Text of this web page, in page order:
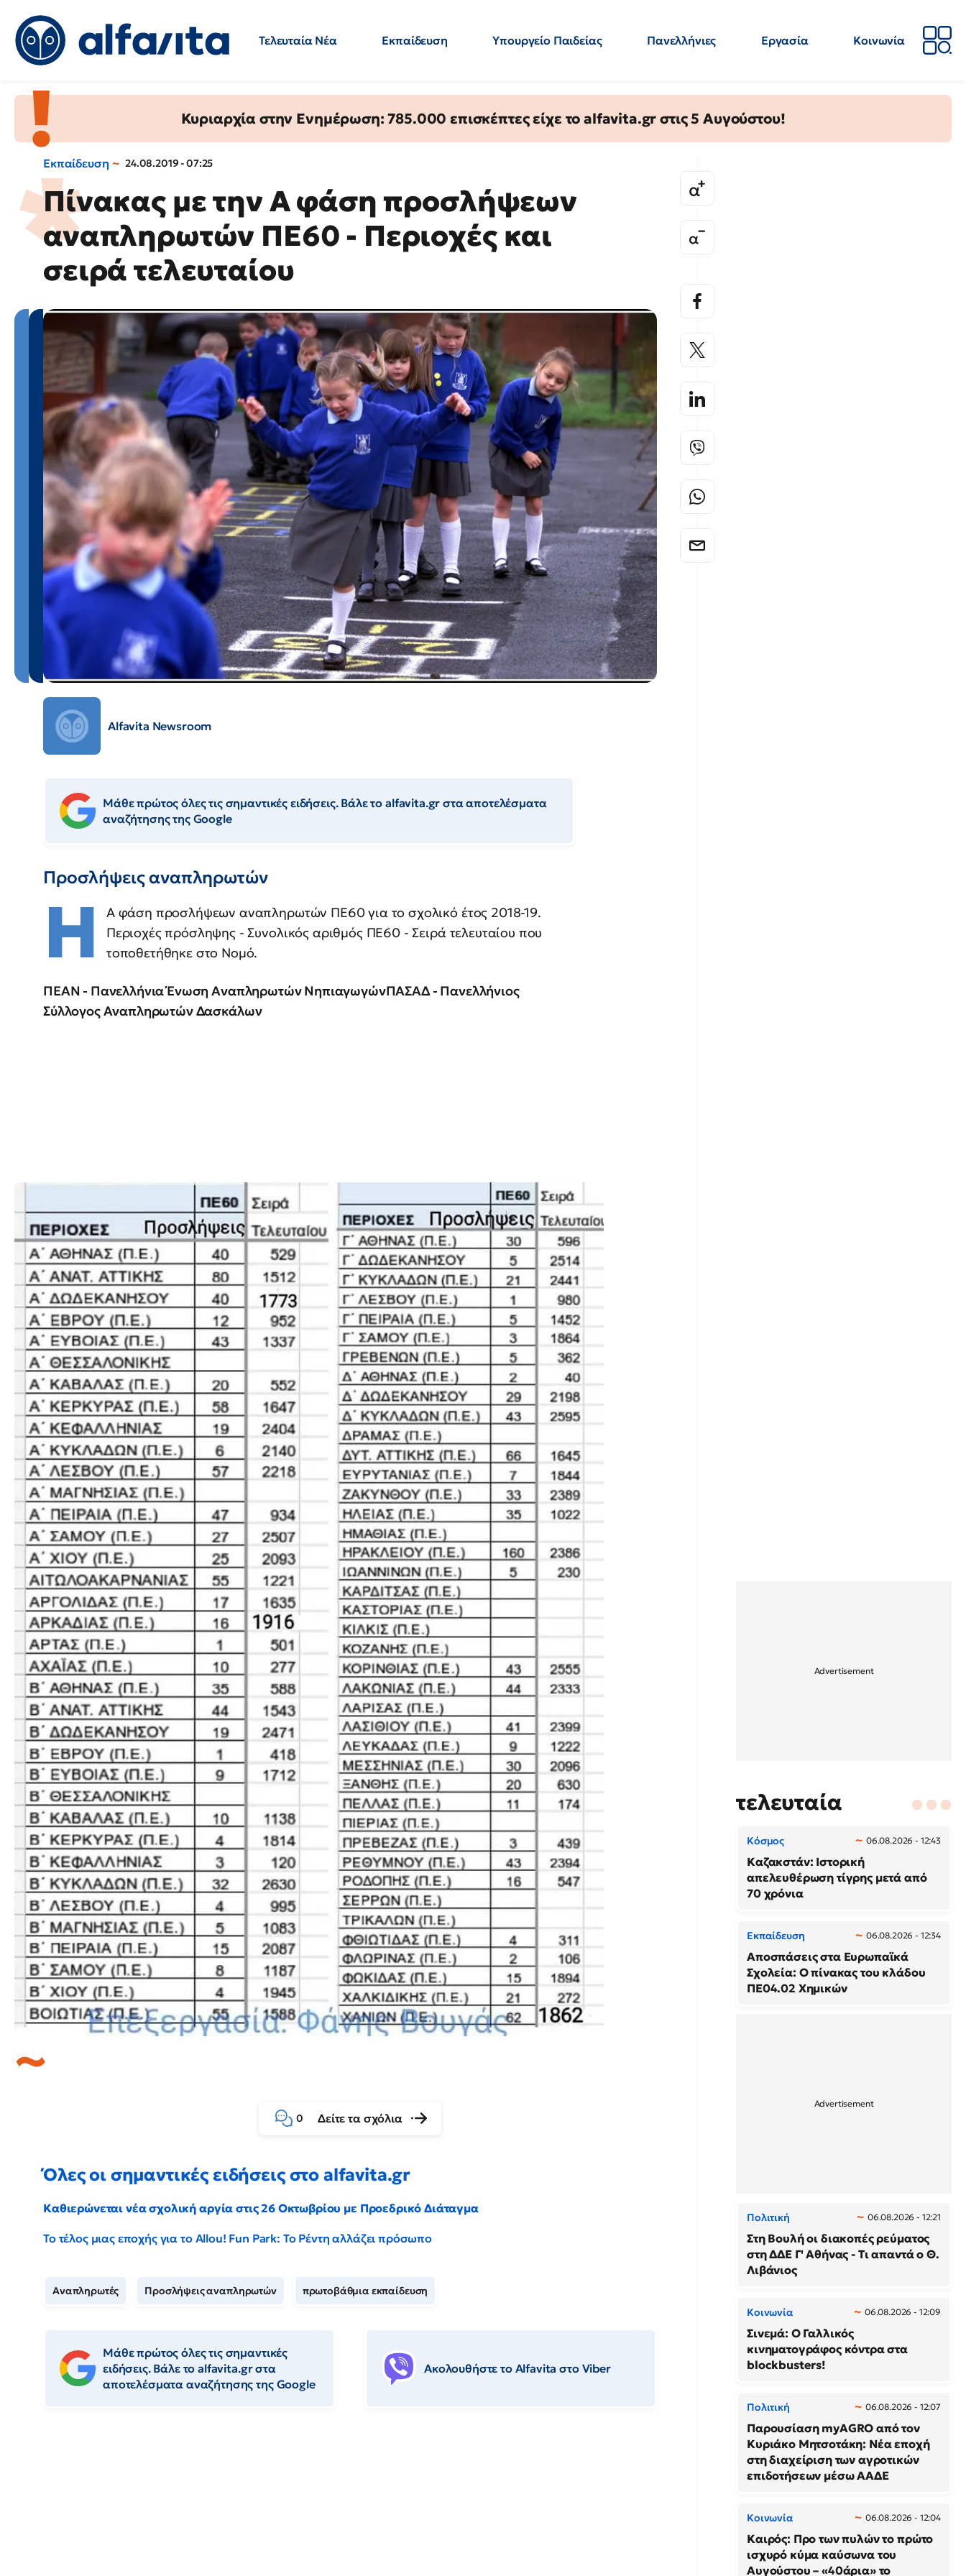
Τελευταία Νέα Εκπαίδευση Υπουργείο Παιδείας Πανελλήνιες Εργασία
Κοινωνία
Κυριαρχία στην Ενημέρωση: 785.000 επισκέπτες είχε το alfavita.gr στις 5 Αυγούστου!
Εκπαίδευση 24.08.2019 - 07:25
Πίνακας με την Α φάση προσλήψεων
αναπληρωτών ΠΕ60 - Περιοχές και
σειρά τελευταίου
Alfavita Newsroom
Μάθε πρώτος όλες τις σημαντικές ειδήσεις. Βάλε το alfavita.gr στα αποτελέσματα
αναζήτησης της Google
Προσλήψεις αναπληρωτών
Η
Α φάση προσλήψεων αναπληρωτών ΠΕ60 για το σχολικό έτος 2018-19.
Περιοχές πρόσληψης - Συνολικός αριθμός ΠΕ60 - Σειρά τελευταίου που
τοποθετήθηκε στο Νομό.
ΠΕΑΝ - Πανελλήνια Ένωση Αναπληρωτών Νηπιαγωγών‎ΠΑΣΑΔ - Πανελλήνιος
Σύλλογος Αναπληρωτών Δασκάλων
0 Δείτε τα σχόλια
Όλες οι σημαντικές ειδήσεις στο alfavita.gr
Καθιερώνεται νέα σχολική αργία στις 26 Οκτωβρίου με Προεδρικό Διάταγμα
Το τέλος μιας εποχής για το Allou! Fun Park: Το Ρέντη αλλάζει πρόσωπο
Αναπληρωτές Προσλήψεις αναπληρωτών πρωτοβάθμια εκπαίδευση
Μάθε πρώτος όλες τις σημαντικές
ειδήσεις. Βάλε το alfavita.gr στα
αποτελέσματα αναζήτησης της Google
Ακολουθήστε το Αlfavita στο Viber
τελευταία
Κόσμος 06.08.2026 - 12:43
Καζακστάν: Ιστορική
απελευθέρωση τίγρης μετά από
70 χρόνια
Εκπαίδευση 06.08.2026 - 12:34
Αποσπάσεις στα Ευρωπαϊκά
Σχολεία: Ο πίνακας του κλάδου
ΠΕ04.02 Χημικών
Πολιτική 06.08.2026 - 12:21
Στη Βουλή οι διακοπές ρεύματος
στη ΔΔΕ Γ' Αθήνας - Τι απαντά ο Θ.
Λιβάνιος
Κοινωνία 06.08.2026 - 12:09
Σινεμά: Ο Γαλλικός
κινηματογράφος κόντρα στα
blockbusters!
Πολιτική 06.08.2026 - 12:07
Παρουσίαση myAGRO από τον
Κυριάκο Μητσοτάκη: Νέα εποχή
στη διαχείριση των αγροτικών
επιδοτήσεων μέσω ΑΑΔΕ
Κοινωνία 06.08.2026 - 12:04
Καιρός: Προ των πυλών το πρώτο
ισχυρό κύμα καύσωνα του
Αυγούστου – «40άρια» το